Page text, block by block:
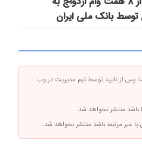
بانک ملی ایران
پس از تایید توسط تیم مدیریت در وب
باشد منتشر نخواهد شد.
یا غیر مرتبط باشد منتشر نخواهد شد.